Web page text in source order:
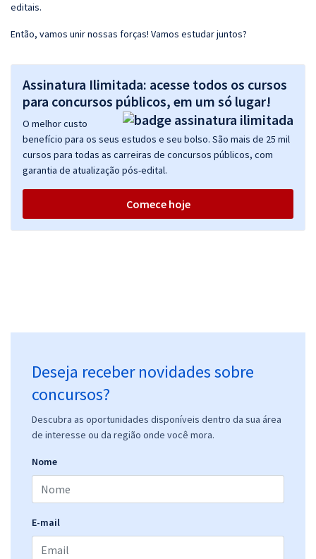
editais.
Então, vamos unir nossas forças! Vamos estudar juntos?
Assinatura Ilimitada: acesse todos os cursos
para concursos públicos, em um só lugar!
O melhor custo
benefício para os seus estudos e seu bolso. São mais de 25 mil
cursos para todas as carreiras de concursos públicos, com
garantia de atualização pós-edital.
Comece hoje
Deseja receber novidades sobre
concursos?
Descubra as oportunidades disponíveis dentro da sua área
de interesse ou da região onde você mora.
Nome
E-mail